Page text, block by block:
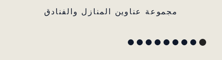
مجموعة عناوين المنازل والفنادق